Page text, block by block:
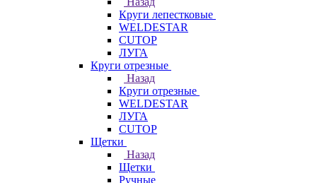
Круги лепестковые
WELDESTAR
CUTOP
ЛУГА
Круги отрезные
Назад
Круги отрезные
WELDESTAR
ЛУГА
CUTOP
Щетки
Назад
Щетки
Ручные